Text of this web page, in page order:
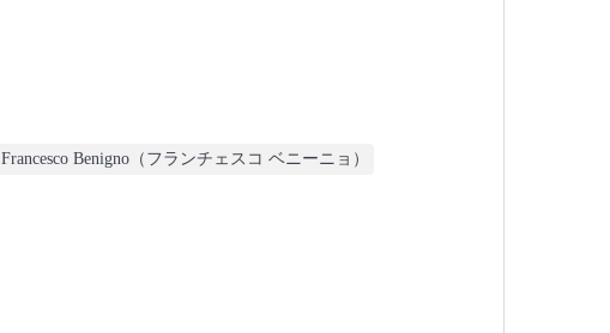
Francesco Benigno（フランチェスコ ベニーニョ）